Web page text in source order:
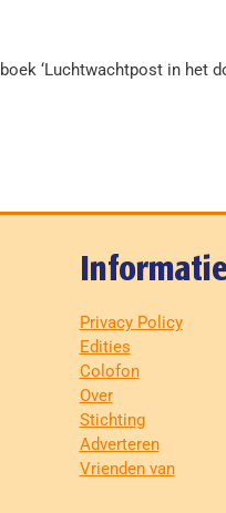
‘Luchtwachtpost in het
Informatie
Privacy Policy
Edities
Colofon
Over
Stichting
Adverteren
Vrienden van